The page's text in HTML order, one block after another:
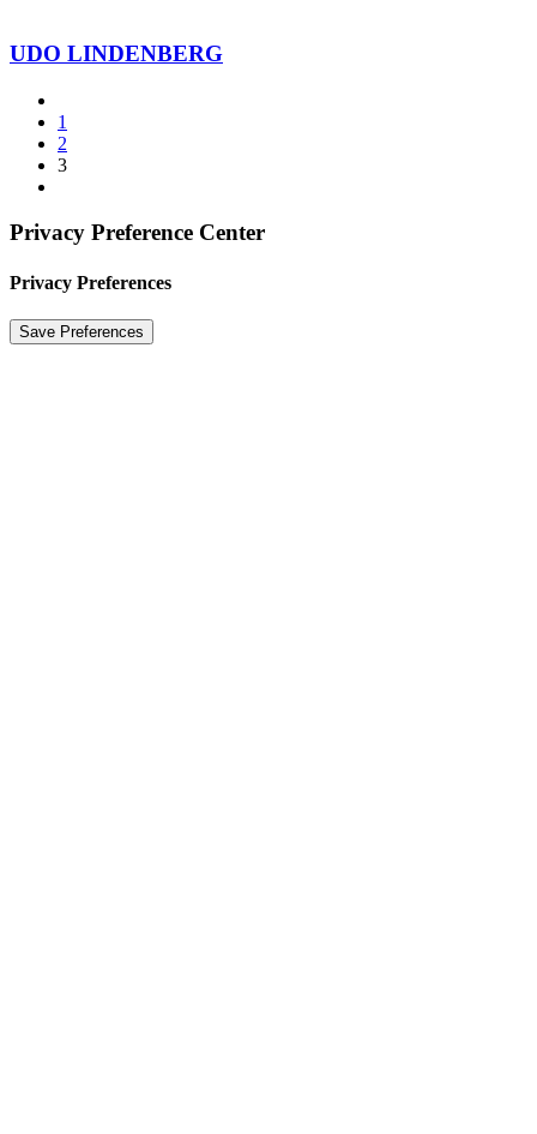
UDO LINDENBERG
1
2
3
Privacy Preference Center
Privacy Preferences